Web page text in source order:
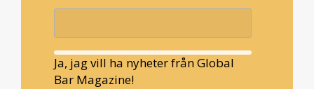
Ja, jag vill ha nyheter från Global
Bar Magazine!